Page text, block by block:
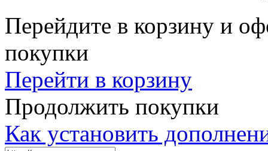
Перейдите в корзину и
покупки
Перейти в корзину
Продолжить покупки
Как установить